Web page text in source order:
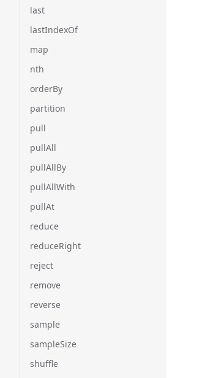
last
lastIndexOf
map
nth
orderBy
partition
pull
pullAll
pullAllBy
pullAllWith
pullAt
reduce
reduceRight
reject
remove
reverse
sample
sampleSize
shuffle